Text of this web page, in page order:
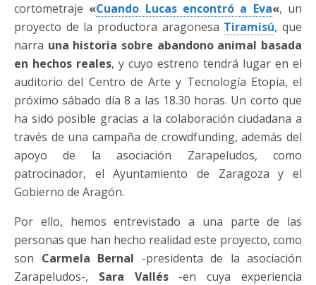
cortometraje «Cuando Lucas encontró a Eva«, un
proyecto de la productora aragonesa Tiramisú, que
narra una historia sobre abandono animal basada
en hechos reales, y cuyo estreno tendrá lugar en el
auditorio del Centro de Arte y Tecnología Etopia, el
próximo sábado día 8 a las 18.30 horas. Un corto que
ha sido posible gracias a la colaboración ciudadana a
través de una campaña de crowdfunding, además del
apoyo de la asociación Zarapeludos, como
patrocinador, el Ayuntamiento de Zaragoza y el
Gobierno de Aragón.
Por ello, hemos entrevistado a una parte de las
personas que han hecho realidad este proyecto, como
son Carmela Bernal -presidenta de la asociación
Zarapeludos-, Sara Vallés-en cuya experiencia